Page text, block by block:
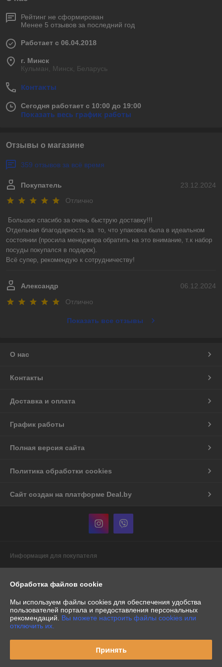
Рейтинг не сформирован
Менее 5 отзывов за последний год
Работает с 06.04.2018
г. Минск
Кульман, Минск, Беларусь
Контакты
Сегодня работает с 10:00 до 19:00
Показать весь график работы
Отзывы о магазине
359 отзывов за всё время
23.12.2024
Покупатель
Отлично
Большое спасибо за очень быструю доставку!!!
Отдельная благодарность за  то, что упаковка была в идеальном
состоянии (просила менеджера обратить на это внимание, т.к набор
посуды покупался в подарок).
Всё супер, рекомендую к сотрудничеству!
06.12.2024
Александр
Отлично
Показать все отзывы
О нас
Контакты
Доставка и оплата
График работы
Полная версия сайта
Политика обработки cookies
Сайт создан на платформе Deal.by
Информация для покупателя
Республика Беларусь, г. Минск, пр-т. Рокоссовского, д.60/1, кв.386
Регистрационный номер ЕГР: 191153088
УНП: 191153088
Дата регистрации компании: 22.04.2009
Обработка файлов cookie
Мы используем файлы cookies для обеспечения удобства
пользователей портала и предоставления персональных
рекомендаций. Вы можете настроить файлы cookies или
отключить их.
Принять